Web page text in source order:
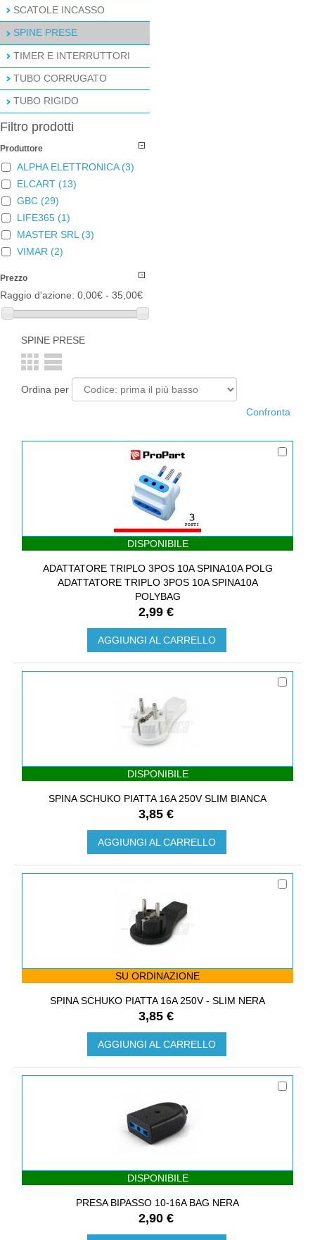
SCATOLE INCASSO
SPINE PRESE
TIMER E INTERRUTTORI
TUBO CORRUGATO
TUBO RIGIDO
Filtro prodotti
Produttore
ALPHA ELETTRONICA (3)
ELCART (13)
GBC (29)
LIFE365 (1)
MASTER SRL (3)
VIMAR (2)
Prezzo
Raggio d'azione: 0,00€ - 35,00€
SPINE PRESE
Ordina per
DISPONIBILE
ADATTATORE TRIPLO 3POS 10A SPINA10A POLG
ADATTATORE TRIPLO 3POS 10A SPINA10A
POLYBAG
2,99 €
AGGIUNGI AL CARRELLO
DISPONIBILE
SPINA SCHUKO PIATTA 16A 250V SLIM BIANCA
3,85 €
AGGIUNGI AL CARRELLO
SU ORDINAZIONE
SPINA SCHUKO PIATTA 16A 250V - SLIM NERA
3,85 €
AGGIUNGI AL CARRELLO
DISPONIBILE
PRESA BIPASSO 10-16A BAG NERA
2,90 €